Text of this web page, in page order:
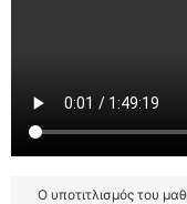
Ο υποτιτλισμός του